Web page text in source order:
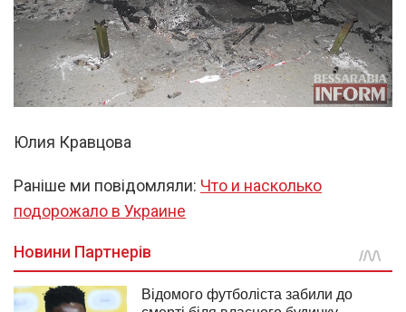
Юлия Кравцова
Раніше ми повідомляли: Что и насколько
подорожало в Украине